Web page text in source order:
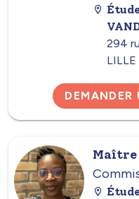
294
LILLE
Maître